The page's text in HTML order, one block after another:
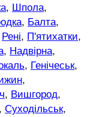
, Шпола,
, Балта,
Рені, П'ятихатки,
, Надвірна,
, Генічеськ,
,
, Вишгород,
, Суходільськ,